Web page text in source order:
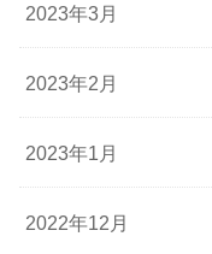
2023年3月
2023年2月
2023年1月
2022年12月